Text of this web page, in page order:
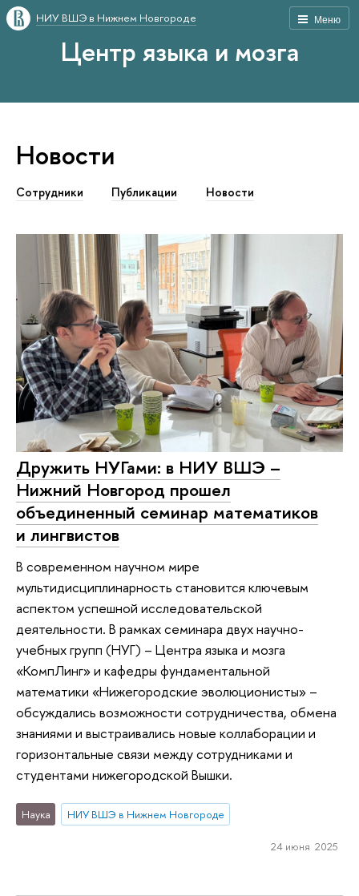
Меню
НИУ ВШЭ в Нижнем Новгороде
Центр языка и мозга
Новости
Сотрудники Публикации Новости
Дружить НУГами: в НИУ ВШЭ –
Нижний Новгород прошел
объединенный семинар математиков
и лингвистов
В современном научном мире
мультидисциплинарность становится ключевым
аспектом успешной исследовательской
деятельности. В рамках семинара двух научно-
учебных групп (НУГ) – Центра языка и мозга
«КомпЛинг» и кафедры фундаментальной
математики «Нижегородские эволюционисты» –
обсуждались возможности сотрудничества, обмена
знаниями и выстраивались новые коллаборации и
горизонтальные связи между сотрудниками и
студентами нижегородской Вышки.
Наука НИУ ВШЭ в Нижнем Новгороде
24 июня 2025